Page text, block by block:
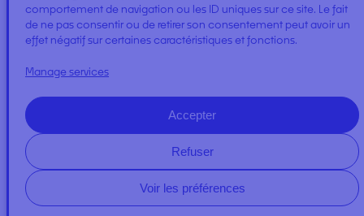
comportement de navigation ou les ID uniques sur ce site. Le fait
de ne pas consentir ou de retirer son consentement peut avoir un
effet négatif sur certaines caractéristiques et fonctions.
Manage services
Accepter
Refuser
Voir les préférences
COVER CHAIR